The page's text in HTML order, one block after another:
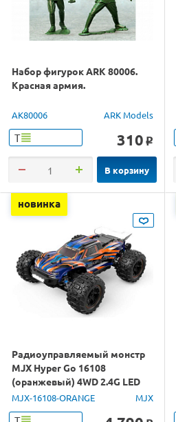
Набор фигурок ARK 80006.
Красная армия.
AK80006 ARK Models
Т 310 o
В корзину
новинка
Радиоуправляемый монстр
MJX Hyper Go 16108
(оранжевый) 4WD 2.4G LED
1/16 RTR
MJX-16108-ORANGE MJX